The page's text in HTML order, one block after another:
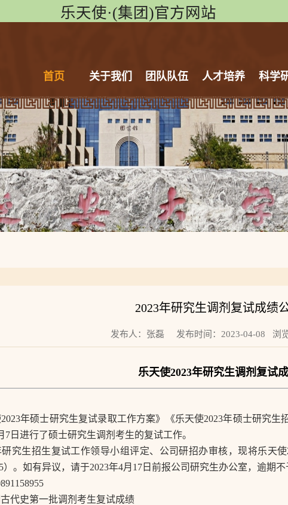
乐天使·(集团)官方网站
首页 关于我们 团队队伍 人才培养 科学
2023年研究生调剂复试成绩
发布人：张磊 发布时间：2023-04-08 浏览
乐天使2023年研究生调剂复试
2023年硕士研究生复试录取工作方案》《乐天使2023年硕士研究生
7 日进行了硕士研究生调剂考生的复试工作。
研究生招生复试工作领导小组评定、公司研招办审核，现将乐天使
）。如有异议，请于2023年4月1 7 日前报公司研究生办公室，逾期不
代史第一批调剂考生复试成绩